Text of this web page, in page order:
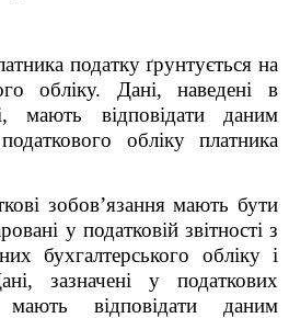
податку ґрунтується на
обліку. Дані, наведені в
мають відповідати даним
обліку платника
зобовʼязання мають бути
у податковій звітності з
бухгалтерського обліку і
зазначені у податкових
відповідати даним